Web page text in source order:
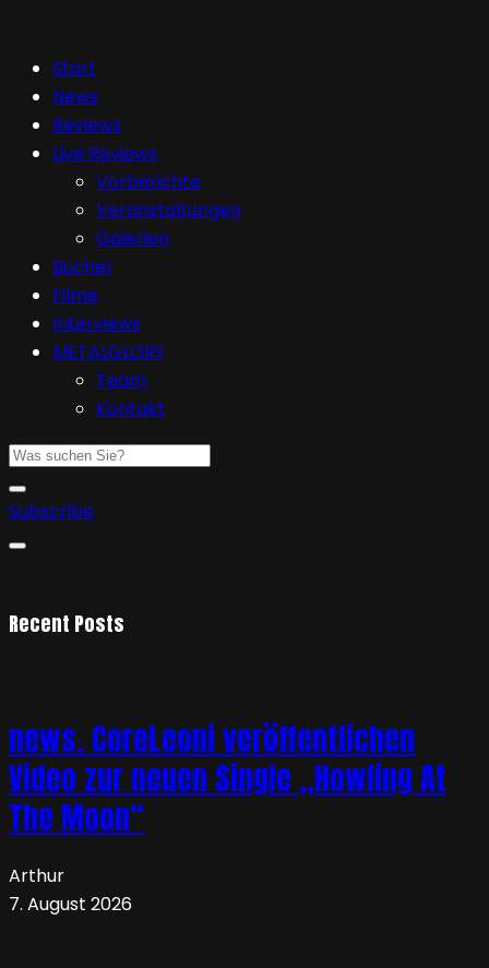
Start
News
Reviews
Live Reviews
Vorberichte
Veranstaltungen
Galerien
Bücher
Filme
Interviews
METALGLORY
Team
Kontakt
Subscribe
Recent Posts
news. CoreLeoni veröffentlichen
Video zur neuen Single „Howling At
The Moon“
Arthur
7. August 2026